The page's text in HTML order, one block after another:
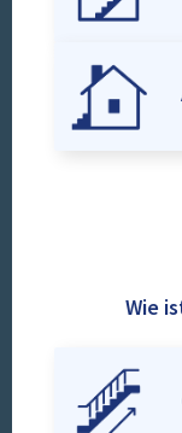
Wie